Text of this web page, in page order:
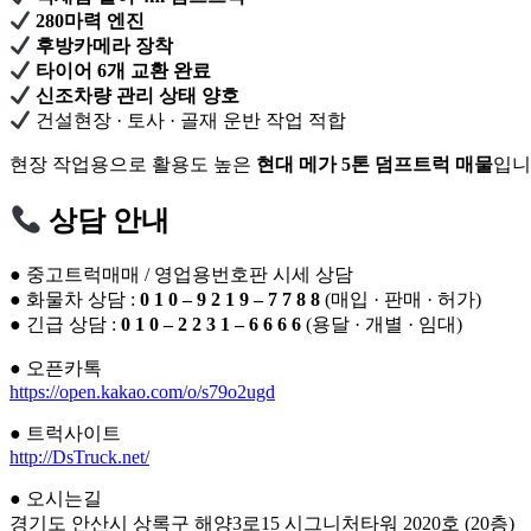
280마력 엔진
후방카메라 장착
타이어 6개 교환 완료
신조차량 관리 상태 양호
건설현장 · 토사 · 골재 운반 작업 적합
현장 작업용으로 활용도 높은 현대 메가 5톤 덤프트럭 매물입
상담 안내
● 중고트럭매매 / 영업용번호판 시세 상담
● 화물차 상담 : 0 1 0 – 9 2 1 9 – 7 7 8 8 (매입 · 판매 · 허가)
● 긴급 상담 : 0 1 0 – 2 2 3 1 – 6 6 6 6 (용달 · 개별 · 임대)
● 오픈카톡
https://open.kakao.com/o/s79o2ugd
● 트럭사이트
http://DsTruck.net/
● 오시는길
경기도 안산시 상록구 해양3로15 시그니처타워 2020호 (20층)